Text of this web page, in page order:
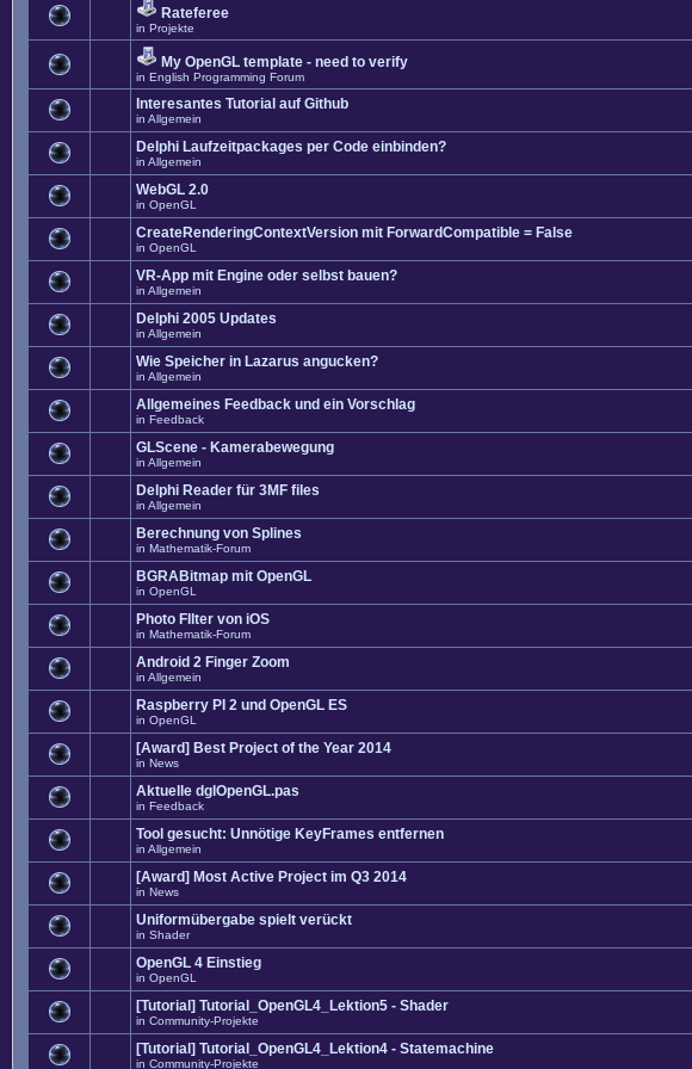
Rateferee
in Projekte
My OpenGL template - need to verify
in English Programming Forum
Interesantes Tutorial auf Github
in Allgemein
Delphi Laufzeitpackages per Code einbinden?
in Allgemein
WebGL 2.0
in OpenGL
CreateRenderingContextVersion mit ForwardCompatible = False
in OpenGL
VR-App mit Engine oder selbst bauen?
in Allgemein
Delphi 2005 Updates
in Allgemein
Wie Speicher in Lazarus angucken?
in Allgemein
Allgemeines Feedback und ein Vorschlag
in Feedback
GLScene - Kamerabewegung
in Allgemein
Delphi Reader für 3MF files
in Allgemein
Berechnung von Splines
in Mathematik-Forum
BGRABitmap mit OpenGL
in OpenGL
Photo FIlter von iOS
in Mathematik-Forum
Android 2 Finger Zoom
in Allgemein
Raspberry PI 2 und OpenGL ES
in OpenGL
[Award] Best Project of the Year 2014
in News
Aktuelle dglOpenGL.pas
in Feedback
Tool gesucht: Unnötige KeyFrames entfernen
in Allgemein
[Award] Most Active Project im Q3 2014
in News
Uniformübergabe spielt verückt
in Shader
OpenGL 4 Einstieg
in OpenGL
[Tutorial] Tutorial_OpenGL4_Lektion5 - Shader
in Community-Projekte
[Tutorial] Tutorial_OpenGL4_Lektion4 - Statemachine
in Community-Projekte